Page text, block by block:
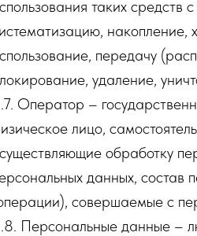
таких
накопление,
передачу
удаление,
Оператор –
лицо,
обработку
данных, состав
совершаемые с
Персональные данные –